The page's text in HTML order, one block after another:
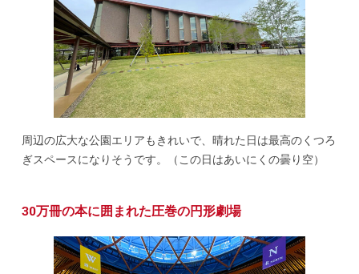
周辺の広大な公園エリアもきれいで、晴れた日は最高のくつろ
ぎスペースになりそうです。（この日はあいにくの曇り空）
30万冊の本に囲まれた圧巻の円形劇場